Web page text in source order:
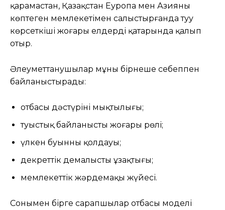
қарамастан, Қазақстан Еуропа мен Азияның
көптеген мемлекетімен салыстырғанда туу
көрсеткіші жоғары елдердің қатарында қалып
отыр.
Әлеуметтанушылар мұны бірнеше себеппен
байланыстырады:
отбасы дәстүрінің мықтылығы;
туыстық байланыстың жоғары рөлі;
үлкен буынның қолдауы;
декреттік демалыстың ұзақтығы;
мемлекеттік жәрдемақы жүйесі.
Сонымен бірге сарапшылар отбасы моделі